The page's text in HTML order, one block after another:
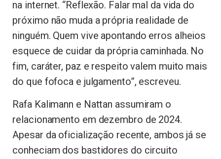
na internet. “Reflexão. Falar mal da vida do
próximo não muda a própria realidade de
ninguém. Quem vive apontando erros alheios
esquece de cuidar da própria caminhada. No
fim, caráter, paz e respeito valem muito mais
do que fofoca e julgamento”, escreveu.
Rafa Kalimann e Nattan assumiram o
relacionamento em dezembro de 2024.
Apesar da oficialização recente, ambos já se
conheciam dos bastidores do circuito